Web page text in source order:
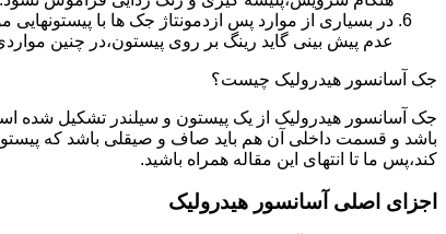
در بسیاری از موارد پس ازدمونتاژ جک ها با
عدم پیش بینی گاید رینگ بر روی پیستون،در چنین
جک آسانسور هیدرولیک چیست؟
جک آسانسور هیدرولیک از یک پیستون و سیلندر تشکیل
باشد و قسمت داخلی آن هم باید صاف و صیقلی باشد که
کند،پس ما تا انتهای این مقاله همراه باشید.
اجزای اصلی آسانسور هیدرولیک